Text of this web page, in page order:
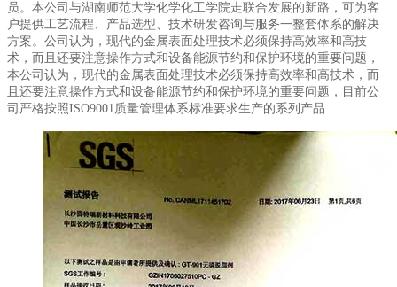
员。本公司与湖南师范大学化学化工学院走联合发展的新路，可为客
户提供工艺流程、产品选型、技术研发咨询与服务一整套体系的解决
方案。公司认为，现代的金属表面处理技术必须保持高效率和高技
术，而且还要注意操作方式和设备能源节约和保护环境的重要问题，
本公司认为，现代的金属表面处理技术必须保持高效率和高技术，而
且还要注意操作方式和设备能源节约和保护环境的重要问题，目前公
司严格按照ISO9001质量管理体系标准要求生产的系列产品....